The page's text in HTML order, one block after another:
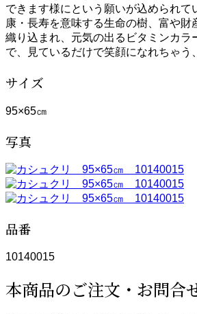
できます様にという願いが込められて
康・長寿を意味する生命の樹、富や財
織り込まれ、元気の出るビタミンカラ
で、見ているだけで笑顔になれちゃう
サイズ
95×65㎝
写真
品番
10140015
本商品のご注文・お問合